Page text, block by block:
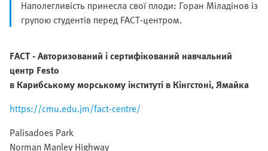
Наполегливість принесла свої плоди: Горан Міладінов із
групою студентів перед FACT-центром.
FACT - Авторизований і сертифікований навчальний
центр Festo
в Карибському морському інституті в Кінгстоні, Ямайка
https://cmu.edu.jm/fact-centre/
Palisadoes Park
Norman Manley Highway